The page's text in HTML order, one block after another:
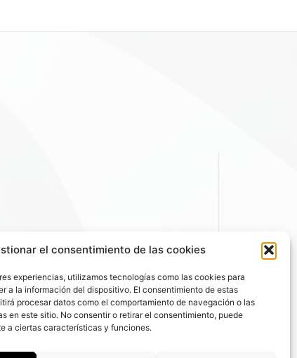
el consentimiento de las cookies
experiencias, utilizamos tecnologías como las cookies para
a la información del dispositivo. El consentimiento de estas
procesar datos como el comportamiento de navegación o las
en este sitio. No consentir o retirar el consentimiento, puede
a ciertas características y funciones.